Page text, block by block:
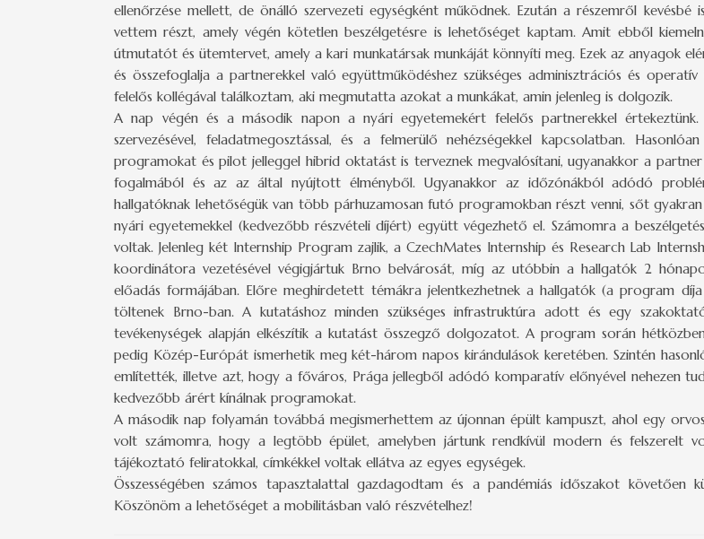
ellenőrzése mellett, de önálló szervezeti egységként működnek. Ezután a részemről
vettem részt, amely végén kötetlen beszélgetésre is lehetőséget kaptam. Amit ebből
útmutatót és ütemtervet, amely a kari munkatársak munkáját könnyíti meg. Ezek az anyagok
és összefoglalja a partnerekkel való együttműködéshez szükséges adminisztrációs és
felelős kollégával találkoztam, aki megmutatta azokat a munkákat, amin jelenleg is dolgozik.
A nap végén és a második napon a nyári egyetemekért felelős partnerekkel
szervezésével, feladatmegosztással, és a felmerülő nehézségekkel kapcsolatban.
programokat és pilot jelleggel hibrid oktatást is terveznek megvalósítani, ugyanakkor a
fogalmából és az az által nyújtott élményből. Ugyanakkor az időzónákból adódó
hallgatóknak lehetőségük van több párhuzamosan futó programokban részt venni, sőt
nyári egyetemekkel (kedvezőbb részvételi díjért) együtt végezhető el. Számomra a
voltak. Jelenleg két Internship Program zajlik, a CzechMates Internship és Research Lab
koordinátora vezetésével végigjártuk Brno belvárosát, míg az utóbbin a hallgatók 2
előadás formájában. Előre meghirdetett témákra jelentkezhetnek a hallgatók (a program
töltenek Brno-ban. A kutatáshoz minden szükséges infrastruktúra adott és egy
tevékenységek alapján elkészítik a kutatást összegző dolgozatot. A program során
pedig Közép-Európát ismerhetik meg két-három napos kirándulások keretében. Szintén
említették, illetve azt, hogy a főváros, Prága jellegből adódó komparatív előnyével nehezen
kedvezőbb árért kínálnak programokat.
A második nap folyamán továbbá megismerhettem az újonnan épült kampuszt, ahol egy
volt számomra, hogy a legtöbb épület, amelyben jártunk rendkívül modern és felszerelt
tájékoztató feliratokkal, címkékkel voltak ellátva az egyes egységek.
Összességében számos tapasztalattal gazdagodtam és a pandémiás időszakot
Köszönöm a lehetőséget a mobilitásban való részvételhez!